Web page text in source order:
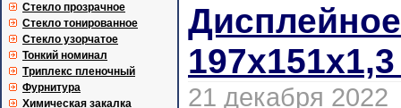
Стекло прозрачное
Стекло тонированное
Стекло узорчатое
Тонкий номинал
Триплекс пленочный
Фурнитура
Химическая закалка
21 декабря 2022